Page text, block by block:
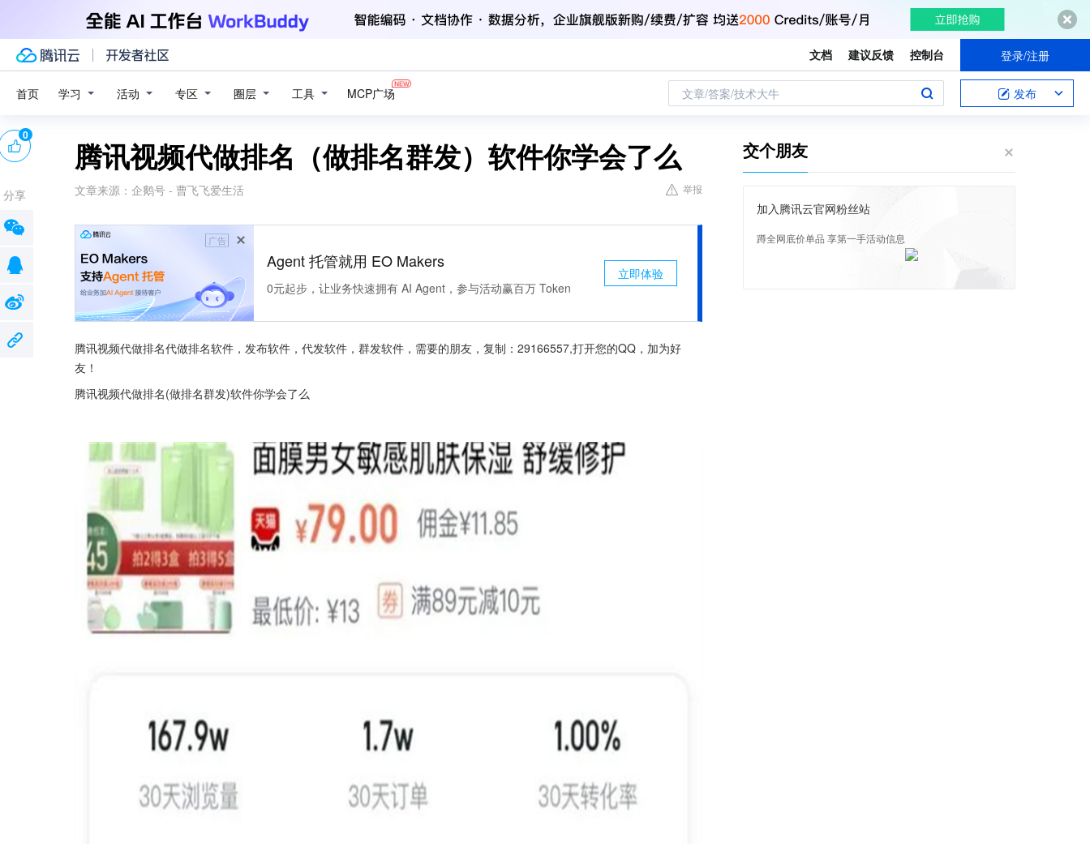
文档 建议反馈 控制台 登录/注册
首页 学习 活动 专区 圈层 工具 MCP广场 文章/答案/技术大牛 发布
腾讯视频代做排名（做排名群发）软件你学会了么
文章来源： 企鹅号 - 曹飞飞爱生活 举报
广告
Agent 托管就用 EO Makers
0元起步，让业务快速拥有 AI Agent，参与活动赢百万 Token
立即体验
腾讯视频代做排名代做排名软件，发布软件，代发软件，群发软件，需要的朋友，复制：29166557,打开您的QQ，加为好
友！
腾讯视频代做排名(做排名群发)软件你学会了么
0
分享
交个朋友
加入腾讯云官网粉丝站
蹲全网底价单品 享第一手活动信息